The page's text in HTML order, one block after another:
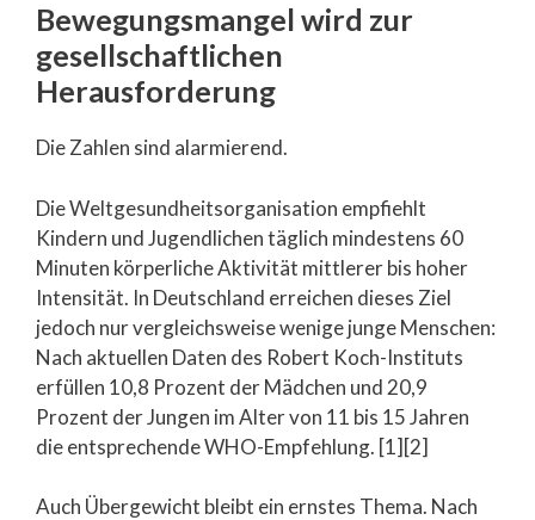
Bewegungsmangel wird zur
gesellschaftlichen
Herausforderung
Die Zahlen sind alarmierend.
Die Weltgesundheitsorganisation empfiehlt
Kindern und Jugendlichen täglich mindestens 60
Minuten körperliche Aktivität mittlerer bis hoher
Intensität. In Deutschland erreichen dieses Ziel
jedoch nur vergleichsweise wenige junge Menschen:
Nach aktuellen Daten des Robert Koch-Instituts
erfüllen 10,8 Prozent der Mädchen und 20,9
Prozent der Jungen im Alter von 11 bis 15 Jahren
die entsprechende WHO-Empfehlung. [1][2]
Auch Übergewicht bleibt ein ernstes Thema. Nach